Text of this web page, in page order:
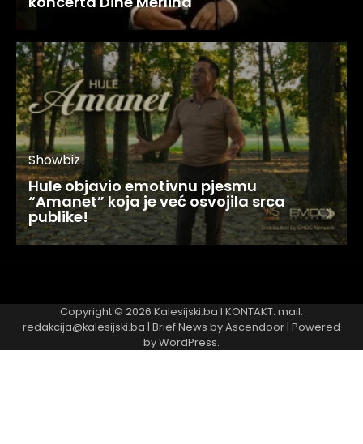
Showbiz
Hule objavio emotivnu pjesmu
“Amanet” koja je već osvojila srca
publike!
Copyright © 2026 Kalesijski.ba I KONTAKT: mail:
redakcija@kalesijski.ba | Brief News byAscendoor| Powered
byWordPress.